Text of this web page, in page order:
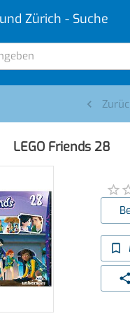
Zürich - Suche
LEGO Friends 28